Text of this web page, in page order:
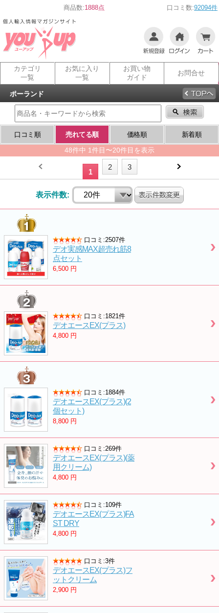
商品数:1888点 口コミ数:92094件
カテゴリ
一覧
お気に入り
一覧
お買い物
ガイド
お問合せ
ポーランド
口コミ順 売れてる順 価格順
新着順
48件中 1件目〜20件目を表示
1
2 3
表示件数:
口コミ:2507件
デオ実感MAX超売れ筋8
点セット
6,500 円
口コミ:1821件
デオエースEX(プラス)
4,800 円
口コミ:1884件
デオエースEX(プラス)(2
個セット)
8,800 円
口コミ:269件
デオエースEX(プラス)(薬
用クリーム)
4,800 円
口コミ:109件
デオエースEX(プラス)FA
ST DRY
4,800 円
口コミ:3件
デオエースEX(プラス)フ
ットクリーム
2,900 円